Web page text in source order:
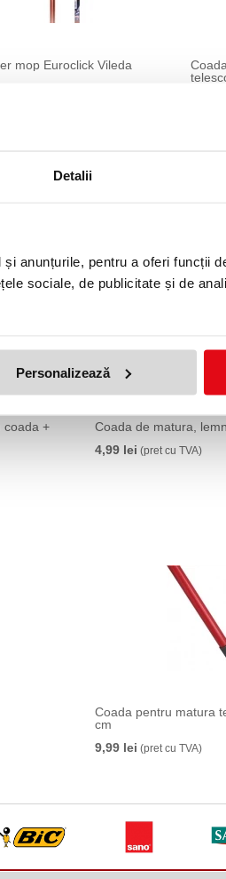
Detalii
anunțurile, pentru a oferi funcții
sociale, de publicitate și de
Personalizează
mop Euroclick Vileda
coada +
Coada de matura,
4,99 lei (pret cu TVA)
Coada pentru matura
cm
9,99 lei (pret cu TVA)